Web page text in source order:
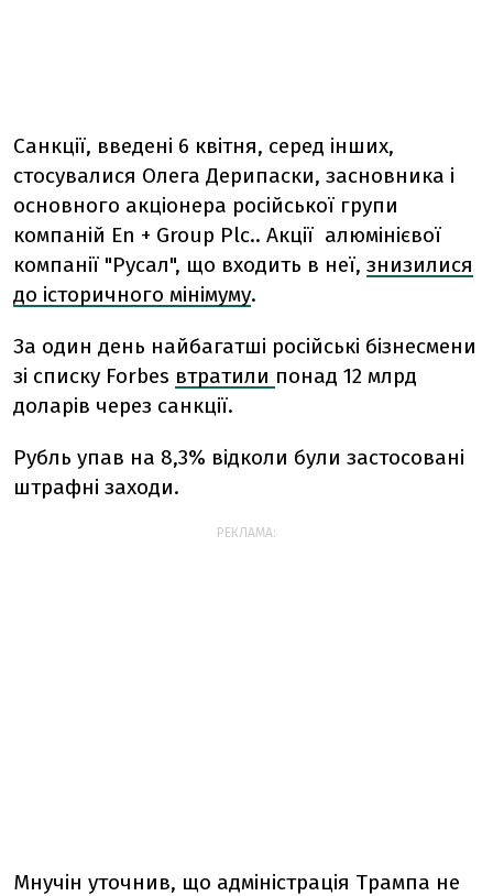
Санкції, введені 6 квітня, серед інших,
стосувалися Олега Дерипаски, засновника і
основного акціонера російської групи
компаній En + Group Plc.. Акції алюмінієвої
компанії "Русал", що входить в неї, знизилися
до історичного мінімуму.
За один день найбагатші російські бізнесмени
зі списку Forbes втратили понад 12 млрд
доларів через санкції.
Рубль упав на 8,3% відколи були застосовані
штрафні заходи.
РЕКЛАМА:
Мнучін уточнив, що адміністрація Трампа не